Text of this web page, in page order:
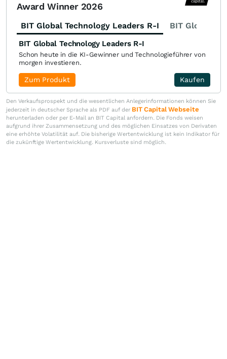
Award Winner 2026
BIT Global Technology Leaders R-I BIT Global
BIT Global Technology Leaders R-I
Schon heute in die KI-Gewinner und Technologieführer von
morgen investieren.
Kaufen
Zum Produkt
Den Verkaufsprospekt und die wesentlichen Anlegerinformationen können Sie
jederzeit in deutscher Sprache als PDF auf der BIT Capital Webseite
herunterladen oder per E-Mail an BIT Capital anfordern. Die Fonds weisen
aufgrund ihrer Zusammensetzung und des möglichen Einsatzes von Derivaten
eine erhöhte Volatilität auf. Die bisherige Wertentwicklung ist kein Indikator für
die zukünftige Wertentwicklung. Kursverluste sind möglich.